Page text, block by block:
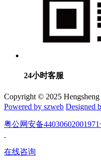
24小时客服
Copyright © 2025
Powered by szweb Designed
粤公网安备
在线咨询